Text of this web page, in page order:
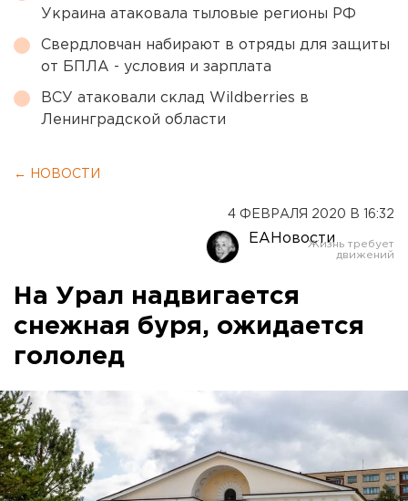
Украина атаковала тыловые регионы РФ
Свердловчан набирают в отряды для защиты
от БПЛА - условия и зарплата
ВСУ атаковали склад Wildberries в
Ленинградской области
← НОВОСТИ
4 ФЕВРАЛЯ 2020 В 16:32
ЕАНовости
На Урал надвигается
снежная буря, ожидается
гололед